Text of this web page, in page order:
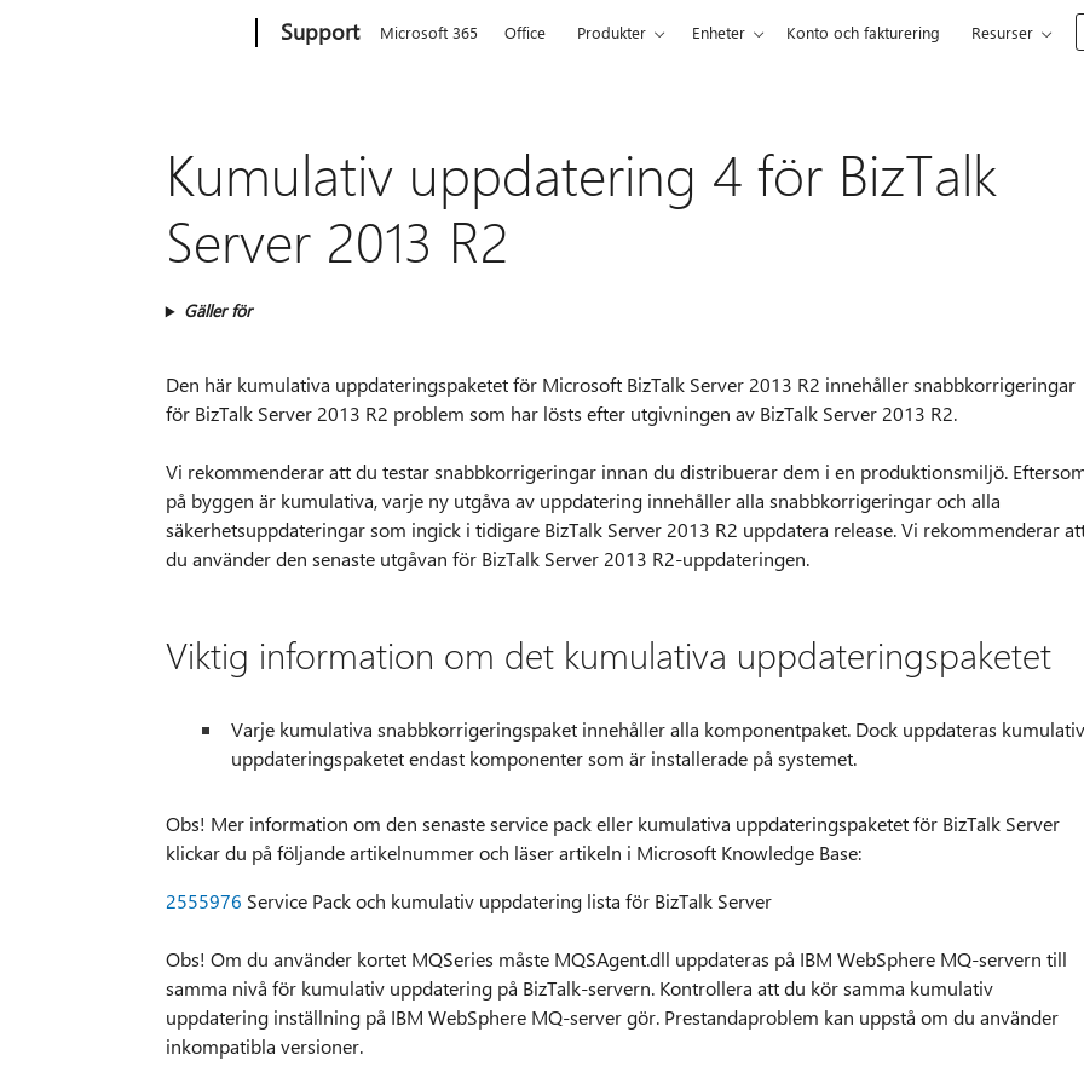
Support Microsoft 365 Office Produkter Enheter Konto och fakturering Resurser
Kumulativ uppdatering 4 för BizTalk
Server 2013 R2
Gäller för
Den här kumulativa uppdateringspaketet för Microsoft BizTalk Server 2013 R2 innehåller snabbkorrigeringar
för BizTalk Server 2013 R2 problem som har lösts efter utgivningen av BizTalk Server 2013 R2.
Vi rekommenderar att du testar snabbkorrigeringar innan du distribuerar dem i en produktionsmiljö.
på byggen är kumulativa, varje ny utgåva av uppdatering innehåller alla snabbkorrigeringar och alla
säkerhetsuppdateringar som ingick i tidigare BizTalk Server 2013 R2 uppdatera release. Vi rekommenderar
du använder den senaste utgåvan för BizTalk Server 2013 R2-uppdateringen.
Viktig information om det kumulativa uppdateringspaketet
Varje kumulativa snabbkorrigeringspaket innehåller alla komponentpaket. Dock uppdateras
uppdateringspaketet endast komponenter som är installerade på systemet.
Obs! Mer information om den senaste service pack eller kumulativa uppdateringspaketet för BizTalk Server
klickar du på följande artikelnummer och läser artikeln i Microsoft Knowledge Base:
2555976 Service Pack och kumulativ uppdatering lista för BizTalk Server
Obs! Om du använder kortet MQSeries måste MQSAgent.dll uppdateras på IBM WebSphere MQ-servern till
samma nivå för kumulativ uppdatering på BizTalk-servern. Kontrollera att du kör samma kumulativ
uppdatering inställning på IBM WebSphere MQ-server gör. Prestandaproblem kan uppstå om du använder
inkompatibla versioner.